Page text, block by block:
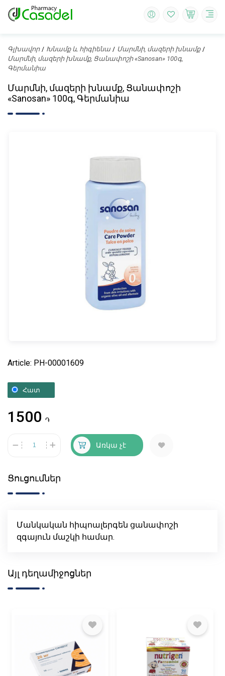
Գլխավոր Խնամք և հիգիենա
Մարմնի, մազերի խնամք
Մարմնի, մազերի խնամք, Ցանափոշի «Sanosan» 100գ,
Գերմանիա
Մարմնի, մազերի խնամք, Ցանափոշի
«Sanosan» 100գ, Գերմանիա
Article: PH-00001609
Հատ
1500 ֏
Առկա չէ
Ցուցումներ
Մանկական հիպոալերգեն ցանափոշի
զգայուն մաշկի համար.
Այլ դեղամիջոցներ